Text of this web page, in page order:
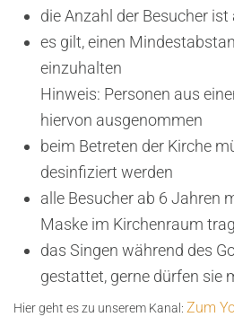
die Anzahl der Besucher
es gilt, einen
einzuhalten
Hinweis: Personen aus
hiervon ausgenommen
beim Betreten der Kirche
desinfiziert werden
alle Besucher ab 6 Jahren
Maske im Kirchenraum
das Singen während des
gestattet, gerne dürfen sie
Hier geht es zu unserem Kanal: Zum